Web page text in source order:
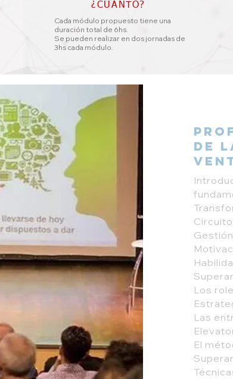
¿CUÁNTO?
Cada módulo propuesto tiene una
duración total de 6hs.
Se pueden realizar en dos jornadas de
3hs cada módulo.
de
Los
Las
El